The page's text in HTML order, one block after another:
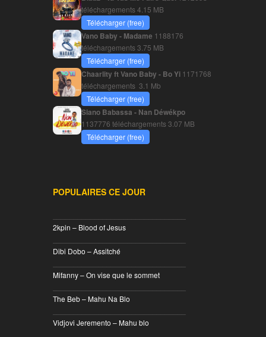
téléchargements4.15 MB
Télécharger (free)
Vano Baby - Madame 1188176
téléchargements3.75 MB
Télécharger (free)
Chaarlity ft Vano Baby - Bo Yi 1171768
téléchargements 3.1 Mb
Télécharger (free)
Siano Babassa - Nan Déwékpo
1137776 téléchargements3.07 MB
Télécharger (free)
POPULAIRES CE JOUR
2kpin – Blood of Jesus
Dibi Dobo – Assitché
Mifanny – On vise que le sommet
The Beb – Mahu Na Blo
Vidjovi Jeremento – Mahu blo